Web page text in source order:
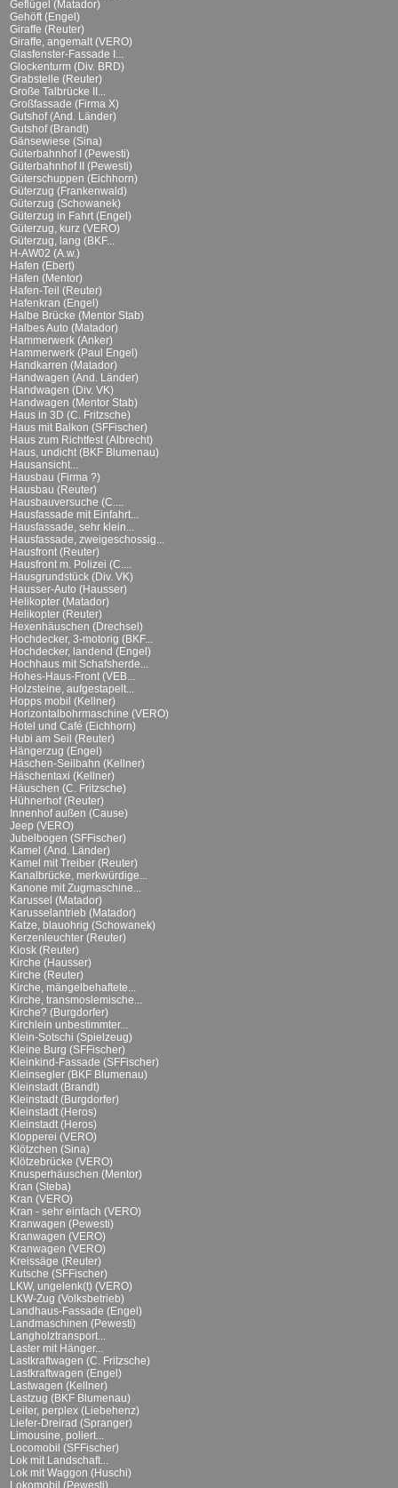
Geflügel (Matador)
Gehöft (Engel)
Giraffe (Reuter)
Giraffe, angemalt (VERO)
Glasfenster-Fassade I...
Glockenturm (Div. BRD)
Grabstelle (Reuter)
Große Talbrücke II...
Großfassade (Firma X)
Gutshof (And. Länder)
Gutshof (Brandt)
Gänsewiese (Sina)
Güterbahnhof I (Pewesti)
Güterbahnhof II (Pewesti)
Güterschuppen (Eichhorn)
Güterzug (Frankenwald)
Güterzug (Schowanek)
Güterzug in Fahrt (Engel)
Güterzug, kurz (VERO)
Güterzug, lang (BKF...
H-AW02 (A.w.)
Hafen (Ebert)
Hafen (Mentor)
Hafen-Teil (Reuter)
Hafenkran (Engel)
Halbe Brücke (Mentor Stab)
Halbes Auto (Matador)
Hammerwerk (Anker)
Hammerwerk (Paul Engel)
Handkarren (Matador)
Handwagen (And. Länder)
Handwagen (Div. VK)
Handwagen (Mentor Stab)
Haus in 3D (C. Fritzsche)
Haus mit Balkon (SFFischer)
Haus zum Richtfest (Albrecht)
Haus, undicht (BKF Blumenau)
Hausansicht...
Hausbau (Firma ?)
Hausbau (Reuter)
Hausbauversuche (C....
Hausfassade mit Einfahrt...
Hausfassade, sehr klein...
Hausfassade, zweigeschossig...
Hausfront (Reuter)
Hausfront m. Polizei (C....
Hausgrundstück (Div. VK)
Hausser-Auto (Hausser)
Helikopter (Matador)
Helikopter (Reuter)
Hexenhäuschen (Drechsel)
Hochdecker, 3-motorig (BKF...
Hochdecker, landend (Engel)
Hochhaus mit Schafsherde...
Hohes-Haus-Front (VEB...
Holzsteine, aufgestapelt...
Hopps mobil (Kellner)
Horizontalbohrmaschine (VERO)
Hotel und Café (Eichhorn)
Hubi am Seil (Reuter)
Hängerzug (Engel)
Häschen-Seilbahn (Kellner)
Häschentaxi (Kellner)
Häuschen (C. Fritzsche)
Hühnerhof (Reuter)
Innenhof außen (Cause)
Jeep (VERO)
Jubelbogen (SFFischer)
Kamel (And. Länder)
Kamel mit Treiber (Reuter)
Kanalbrücke, merkwürdige...
Kanone mit Zugmaschine...
Karussel (Matador)
Karusselantrieb (Matador)
Katze, blauohrig (Schowanek)
Kerzenleuchter (Reuter)
Kiosk (Reuter)
Kirche (Hausser)
Kirche (Reuter)
Kirche, mängelbehaftete...
Kirche, transmoslemische...
Kirche? (Burgdorfer)
Kirchlein unbestimmter...
Klein-Sotschi (Spielzeug)
Kleine Burg (SFFischer)
Kleinkind-Fassade (SFFischer)
Kleinsegler (BKF Blumenau)
Kleinstadt (Brandt)
Kleinstadt (Burgdorfer)
Kleinstadt (Heros)
Kleinstadt (Heros)
Klopperei (VERO)
Klötzchen (Sina)
Klötzebrücke (VERO)
Knusperhäuschen (Mentor)
Kran (Steba)
Kran (VERO)
Kran - sehr einfach (VERO)
Kranwagen (Pewesti)
Kranwagen (VERO)
Kranwagen (VERO)
Kreissäge (Reuter)
Kutsche (SFFischer)
LKW, ungelenk(t) (VERO)
LKW-Zug (Volksbetrieb)
Landhaus-Fassade (Engel)
Landmaschinen (Pewesti)
Langholztransport...
Laster mit Hänger...
Lastkraftwagen (C. Fritzsche)
Lastkraftwagen (Engel)
Lastwagen (Kellner)
Lastzug (BKF Blumenau)
Leiter, perplex (Liebehenz)
Liefer-Dreirad (Spranger)
Limousine, poliert...
Locomobil (SFFischer)
Lok mit Landschaft...
Lok mit Waggon (Huschi)
Lokomobil (Pewesti)